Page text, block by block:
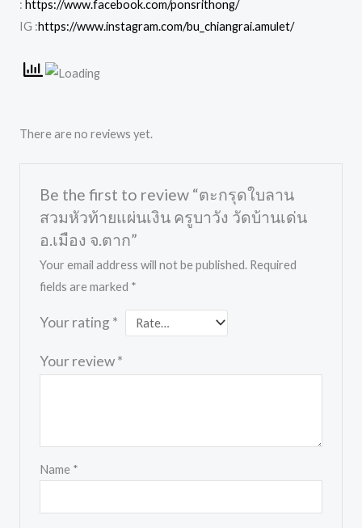
: https://www.facebook.com/ponsrithong/
IG :https://www.instagram.com/bu_chiangrai.amulet/
There are no reviews yet.
Be the first to review “ตะกรุดใบลาน
สวมหัวท้ายแผ่นเงิน ครูบาวัง วัดบ้านเด่น
อ.เมือง จ.ตาก”
Your email address will not be published. Required
fields are marked *
Your rating *
Your review*
Name *